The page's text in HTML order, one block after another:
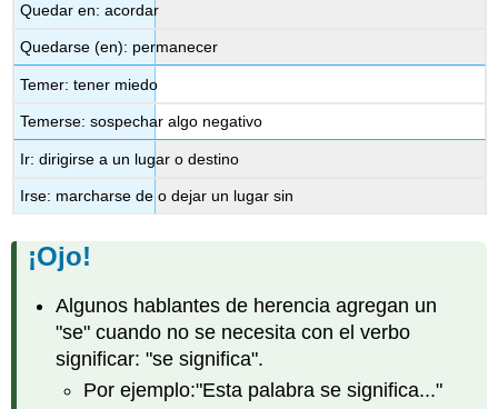
Quedar en: acordar
Quedarse (en): permanecer
Temer: tener miedo
Temerse: sospechar algo negativo
Ir: dirigirse a un lugar o destino
Irse: marcharse de o dejar un lugar sin
¡Ojo!
Algunos hablantes de herencia agregan un
"se" cuando no se necesita con el verbo
significar: "se significa".
Por ejemplo:"Esta palabra se significa..."